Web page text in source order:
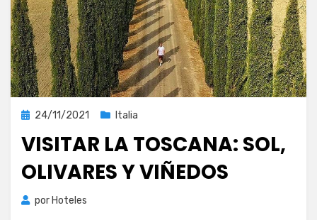
Publicada
24/11/2021 Italia
VISITAR LA TOSCANA: SOL,
OLIVARES Y VIÑEDOS
por Hoteles